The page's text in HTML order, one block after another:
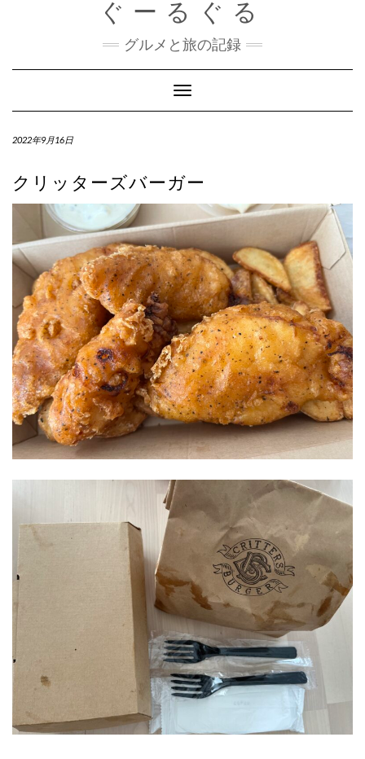
ぐーるぐる
グルメと旅の記録
Toggle
Navigation
2022年9月16日
クリッターズバーガー